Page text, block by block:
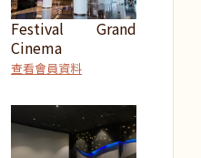
Festival Grand
Cinema
查看會員資料